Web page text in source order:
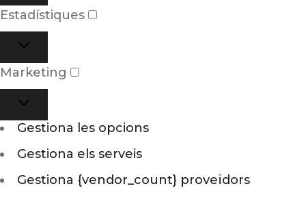
Estadístiques
Marketing
Gestiona les opcions
Gestiona els serveis
Gestiona {vendor_count} proveïdors